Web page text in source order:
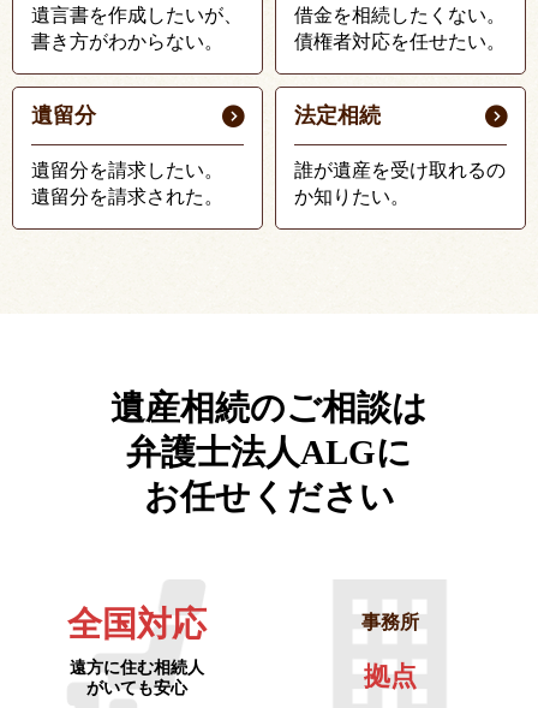
遺言書を作成したいが、
書き方がわからない。
借金を相続したくない。
債権者対応を任せたい。
遺留分
遺留分を請求したい。
遺留分を請求された。
法定相続
誰が遺産を受け取れるの
か知りたい。
遺産相続のご相談は
弁護士法人ALGに
お任せください
全国対応
遠方に住む相続人
がいても安心
事務所
拠点